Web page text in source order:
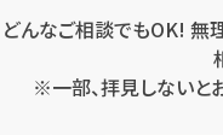
どんなご相談でもOK! 無
※一部、拝見しないと